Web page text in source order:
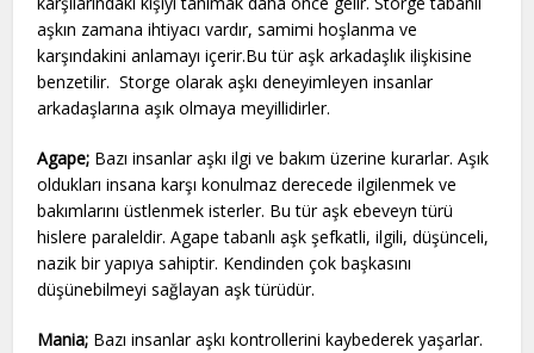
aşkın zamana ihtiyacı vardır, samimi hoşlanma ve
karşındakini anlamayı içerir.Bu tür aşk arkadaşlık ilişkisine
benzetilir. Storge olarak aşkı deneyimleyen insanlar
arkadaşlarına aşık olmaya meyillidirler.
Agape; Bazı insanlar aşkı ilgi ve bakım üzerine kurarlar. Aşık
oldukları insana karşı konulmaz derecede ilgilenmek ve
bakımlarını üstlenmek isterler. Bu tür aşk ebeveyn türü
hislere paraleldir. Agape tabanlı aşk şefkatli, ilgili, düşünceli,
nazik bir yapıya sahiptir. Kendinden çok başkasını
düşünebilmeyi sağlayan aşk türüdür.
Mania; Bazı insanlar aşkı kontrollerini kaybederek yaşarlar.